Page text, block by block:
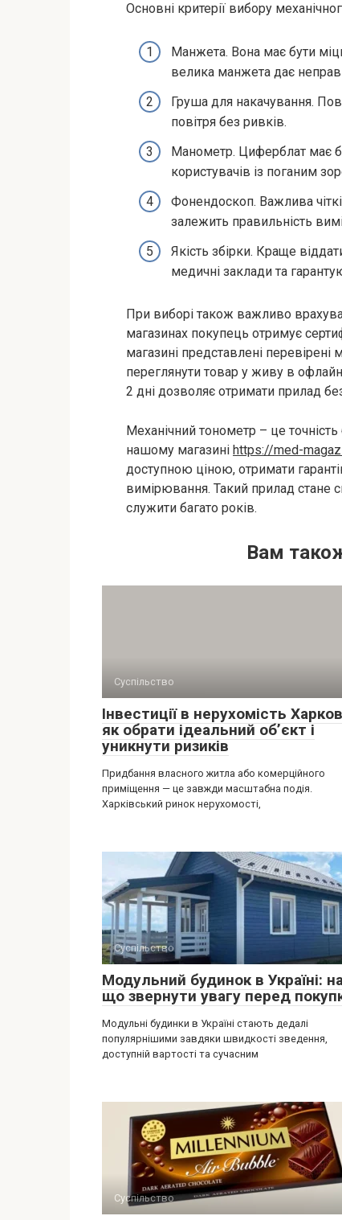
Основні критерії вибору
Манжета. Вона має бути
велика манжета дає
Груша для накачування.
повітря без ривків.
Манометр. Циферблат має
користувачів із поганим
Фонендоскоп. Важлива
залежить правильність
Якість збірки. Краще
медичні заклади та
При виборі також важливо
магазинах покупець отримує
магазині представлені перевірені
переглянути товар у живу в
2 дні дозволяє отримати прилад
Механічний тонометр – це точність
нашому магазині https://med-
доступною ціною, отримати
вимірювання. Такий прилад стане
служити багато років.
Вам
Суспільство
Інвестиції в нерухомість
як обрати ідеальний об’єкт і
уникнути ризиків
Придбання власного житла або комерційного
приміщення — це завжди масштабна подія.
Харківський ринок нерухомості,
Суспільство
Модульний будинок в Україні:
що звернути увагу перед
Модульні будинки в Україні стають дедалі
популярнішими завдяки швидкості зведення,
доступній вартості та сучасним
Суспільство